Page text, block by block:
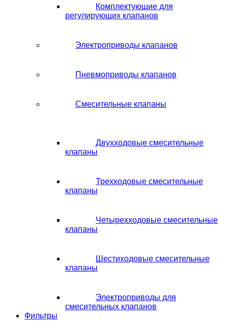
Комплектующие для
регулирующих клапанов
Электроприводы клапанов
Пневмоприводы клапанов
Смесительные клапаны
Двухходовые смесительные
клапаны
Трехходовые смесительные
клапаны
Четырехходовые смесительные
клапаны
Шестиходовые смесительные
клапаны
Электроприводы для
смесительных клапанов
Фильтры